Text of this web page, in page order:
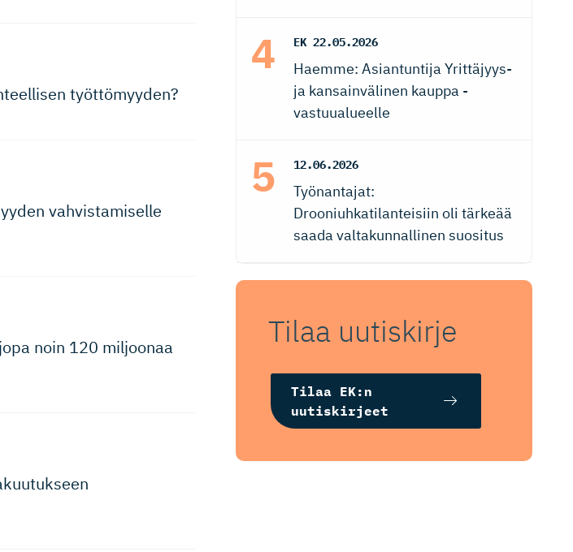
työttömyyden?
vahvistamiselle
noin 120 miljoonaa
EK 22.05.2026
Haemme: Asiantuntija Yrittäjyys-
ja kansainvälinen kauppa -
vastuualueelle
12.06.2026
Työnantajat:
Drooniuhkatilanteisiin oli tärkeää
saada valtakunnallinen suositus
Tilaa uutiskirje
Tilaa EK:n
uutiskirjeet